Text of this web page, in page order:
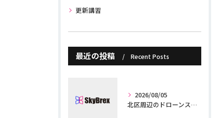
更新講習
最近の投稿 Recent Posts
2026/08/05
北区周辺のドローンスクール｜赤羽・王子から通える国家資格対応校ガイド